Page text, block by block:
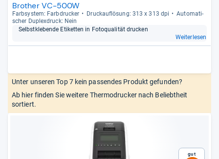
Brother VC-500W
Farb­sys­tem: Farb­dru­cker Druck­auf­lö­sung: 313 x 313 dpi
Auto­ma­ti­
scher Duplex­druck: Nein
Selbst­kle­bende Eti­ket­ten in Foto­qua­li­tät dru­cken
Weiterlesen
Unter unseren Top 7 kein passendes Produkt gefunden?
Ab hier finden Sie weitere Thermodrucker nach Beliebtheit
sortiert.
Gut